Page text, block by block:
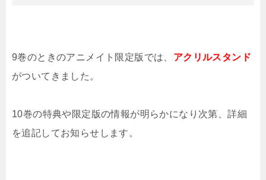
9巻のときのアニメイト限定版では、 アクリルスタンド
がついてきました。
10巻の特典や限定版の情報が明らかになり次第、詳細
を追記してお知らせします。